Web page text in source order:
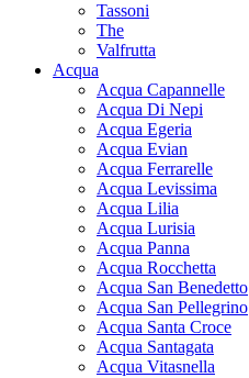
Tassoni
The
Valfrutta
Acqua
Acqua Capannelle
Acqua Di Nepi
Acqua Egeria
Acqua Evian
Acqua Ferrarelle
Acqua Levissima
Acqua Lilia
Acqua Lurisia
Acqua Panna
Acqua Rocchetta
Acqua San Benedetto
Acqua San Pellegrino
Acqua Santa Croce
Acqua Santagata
Acqua Vitasnella